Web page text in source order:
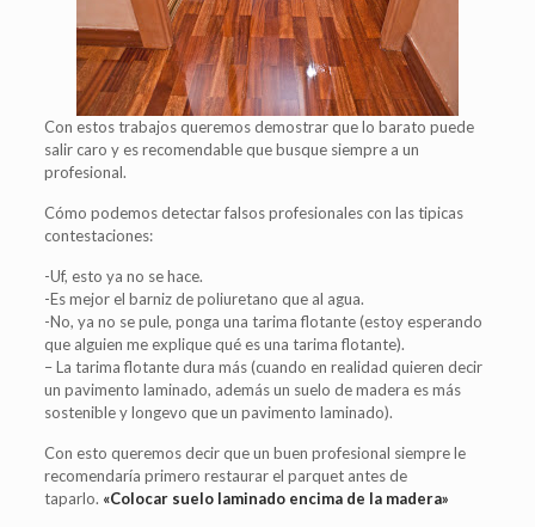
Con estos trabajos queremos demostrar que lo barato puede
salir caro y es recomendable que busque siempre a un
profesional.
Cómo podemos detectar falsos profesionales con las tipicas
contestaciones:
-Uf, esto ya no se hace.
-Es mejor el barniz de poliuretano que al agua.
-No, ya no se pule, ponga una tarima flotante (estoy esperando
que alguien me explique qué es una tarima flotante).
– La tarima flotante dura más (cuando en realidad quieren decir
un pavimento laminado, además un suelo de madera es más
sostenible y longevo que un pavimento laminado).
Con esto queremos decir que un buen profesional siempre le
recomendaría primero restaurar el parquet antes de
taparlo. «Colocar suelo laminado encima de la madera»